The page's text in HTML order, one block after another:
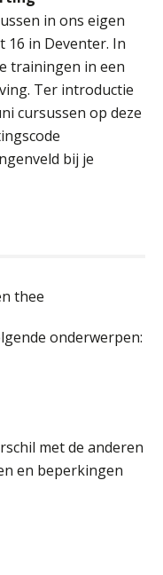
in ons eigen
16 in Deventer. In
trainingen in een
Ter introductie
cursussen op deze
bij je
thee
onderwerpen:
met de anderen
en beperkingen